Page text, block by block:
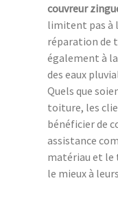
couvreur
limitent pas à
réparation de
également à
des eaux
Quels que
toiture, les
bénéficier de
assistance
matériau et le
le mieux à